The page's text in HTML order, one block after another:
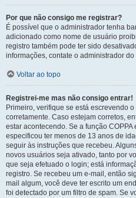
Por que não consigo me registrar?
É possível que o administrador tenha
adicionado como nome de usuário
registro também pode ter sido
informações, contate o administrador do
Voltar ao topo
Registrei-me mas não consigo entrar!
Primeiro, verifique se está escrevendo
corretamente. Caso estejam corretos,
estar acontecendo. Se a função COPPA
especificou ter menos de 13 anos de
seguir às instruções que recebeu.
novos usuários seja ativado, tanto por
que seja efetuado o login; está
registro. Se recebeu um e-mail, então
mail algum, você deve ter escrito um
foi detectado por um filtro de spam. Se